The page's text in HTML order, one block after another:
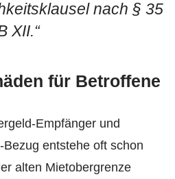
nach § 35
XII.“
für Betroffene
Empfänger und
entstehe oft schon
alten Mietobergrenze